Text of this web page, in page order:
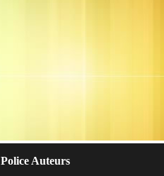
Police Auteurs